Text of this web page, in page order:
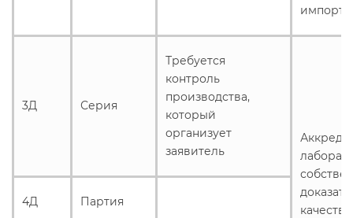
3Д Серия
Требуется
контроль
производства,
который
организует
заявитель
качества,
4Д Партия